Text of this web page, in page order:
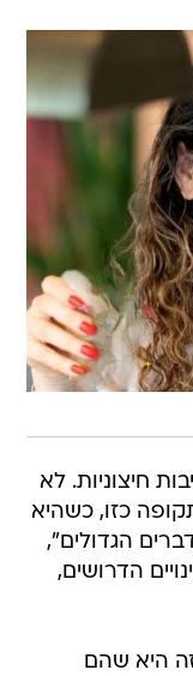
חיצוניות. לא
כזו, כשהיא
הגדולים",
הדרושים,
היא שהם